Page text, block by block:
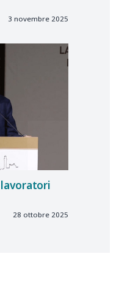
3 novembre 2025
28 ottobre 2025